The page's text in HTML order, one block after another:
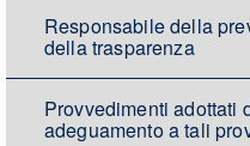
Responsabile della
della trasparenza
Provvedimenti adottati
adeguamento a tali